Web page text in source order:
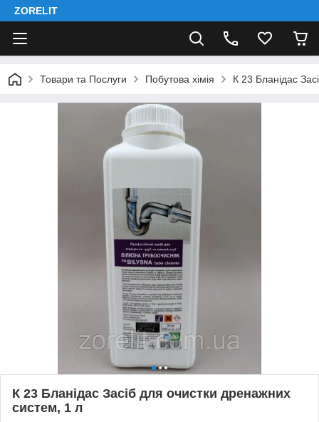
ZORELIT
Товари та Послуги Побутова хімія К 23 Бланідас
К 23 Бланідас Засіб для очистки дренажних
систем, 1 л